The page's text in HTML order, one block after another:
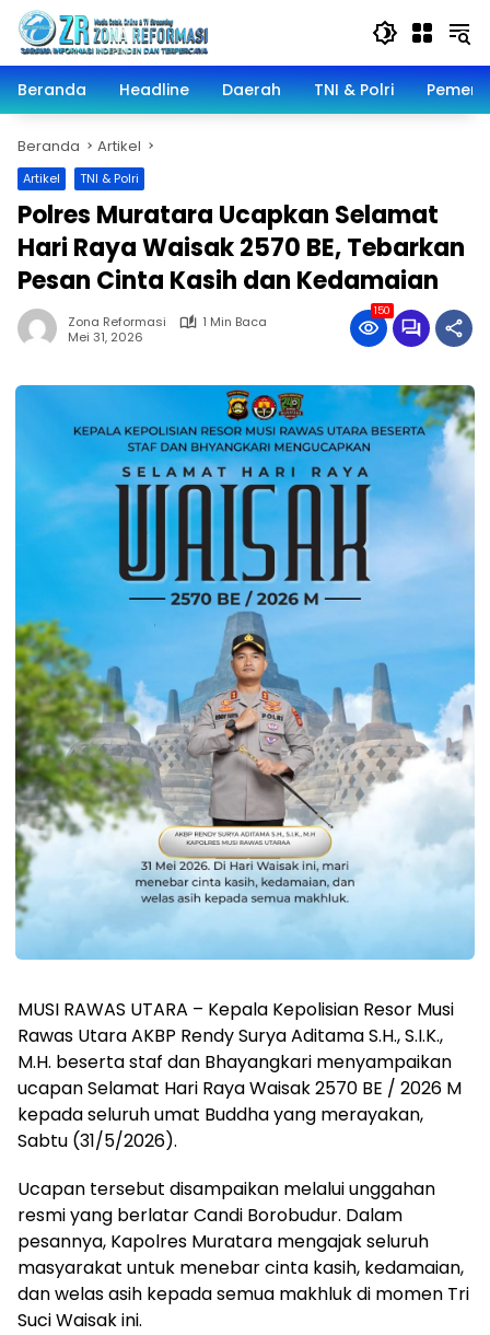
Langsung
konten
Beranda
Headline Daerah TNI & Polri
Beranda Artikel
Artikel TNI & Polri
Polres Muratara Ucapkan Selamat
Hari Raya Waisak 2570 BE, Tebarkan
Pesan Cinta Kasih dan Kedamaian
Zona Reformasi
1 Min Baca
Mei 31, 2026
150
MUSI RAWAS UTARA – Kepala Kepolisian Resor Musi
Rawas Utara AKBP Rendy Surya Aditama S.H., S.I.K.,
M.H. beserta staf dan Bhayangkari menyampaikan
ucapan Selamat Hari Raya Waisak 2570 BE / 2026 M
kepada seluruh umat Buddha yang merayakan,
Sabtu (31/5/2026).
Ucapan tersebut disampaikan melalui unggahan
resmi yang berlatar Candi Borobudur. Dalam
pesannya, Kapolres Muratara mengajak seluruh
masyarakat untuk menebar cinta kasih, kedamaian,
dan welas asih kepada semua makhluk di momen Tri
Suci Waisak ini.